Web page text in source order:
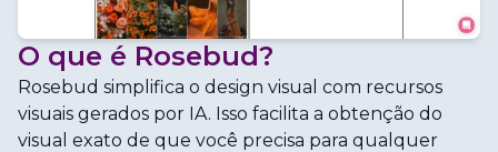
O que é Rosebud?
Rosebud simplifica o design visual com recursos
visuais gerados por IA. Isso facilita a obtenção do
visual exato de que você precisa para qualquer